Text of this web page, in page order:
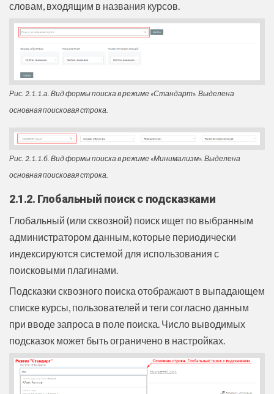
словам, входящим в названия курсов.
Рис. 2.1.1.а. Вид формы поиска в режиме «Стандарт». Выделена
основная поисковая строка.
Рис. 2.1.1.б. Вид формы поиска в режиме «Минимализм». Выделена
основная поисковая строка.
2.1.2. Глобальный поиск с подсказками
Глобальный (или сквозной) поиск ищет по выбранным
администратором данным, которые периодически
индексируются системой для использования с
поисковыми плагинами.
Подсказки сквозного поиска отображают в выпадающем
списке курсы, пользователей и теги согласно данным
при вводе запроса в поле поиска. Число выводимых
подсказок может быть ограничено в настройках.